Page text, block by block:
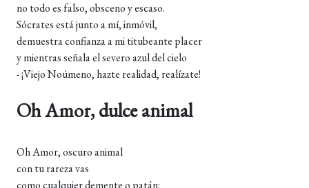
no todo es falso, obsceno y escaso.
Sócrates está junto a mí, inmóvil,
demuestra confianza a mi titubeante placer
y mientras señala el severo azul del cielo
- ¡Viejo Noúmeno, hazte realidad, realízate!
Oh Amor, dulce animal
Oh Amor, oscuro animal
con tu rareza vas
como cualquier demente o patán: